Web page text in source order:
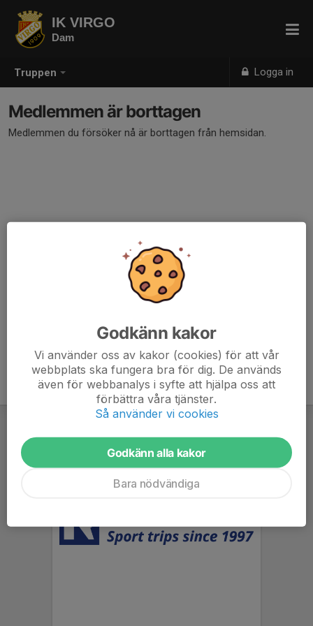
Truppen Logga in
IK VIRGO
Dam
Medlemmen är borttagen
Medlemmen du försöker nå är borttagen från hemsidan.
Godkänn kakor
Vi använder oss av kakor (cookies) för att vår
webbplats ska fungera bra för dig. De används
även för webbanalys i syfte att hjälpa oss att
förbättra våra tjänster.
Så använder vi cookies
Godkänn alla kakor
Bara nödvändiga